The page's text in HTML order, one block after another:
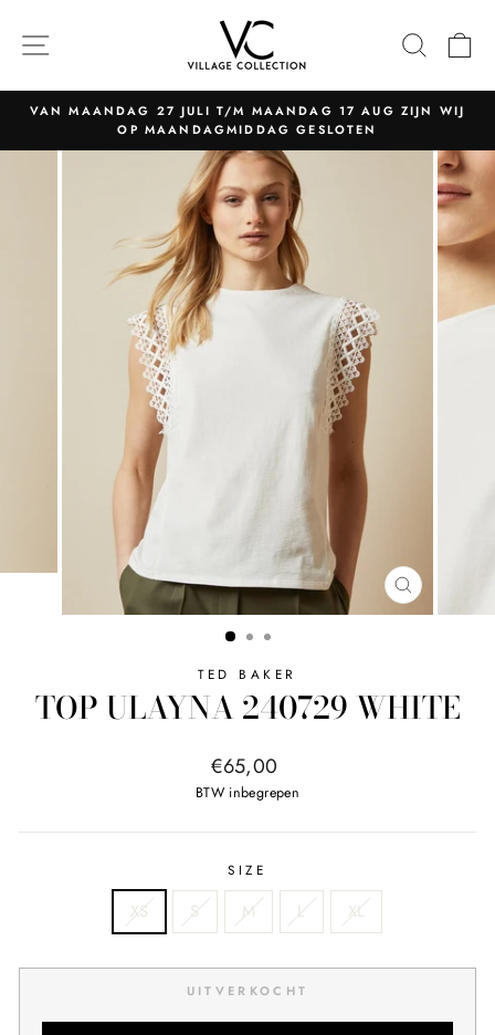
content
Pauzeer
slider
VAN MAANDAG 27 JULI T/M MAANDAG 17 AUG ZIJN WIJ
OP MAANDAGMIDDAG GESLOTEN
SLUITEN
TED BAKER
TOP ULAYNA 240729 WHITE
Normale
prijs
€65,00
BTW inbegrepen
SIZE
XS S M L XL
UITVERKOCHT